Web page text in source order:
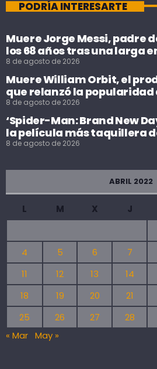
PODRÍA INTERESARTE
Muere Jorge Messi, padre
los 68 años tras una larga
8 de agosto de 2026
Muere William Orbit, el
que relanzó la popularidad
8 de agosto de 2026
‘Spider-Man: Brand New
la película más taquillera
8 de agosto de 2026
ABRIL 2022
L M X J
4
5 6 7
11
12 13 14
18
19 20 21
25
26 27 28
« Mar May »